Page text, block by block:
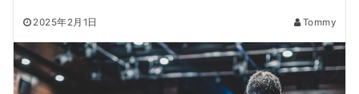
2025年2月1日 Tommy